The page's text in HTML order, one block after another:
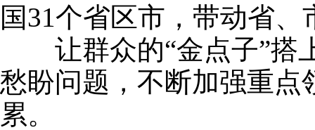
国31个省区市，带动省
让群众的“金点子”搭上
愁盼问题，不断加强重点
累。